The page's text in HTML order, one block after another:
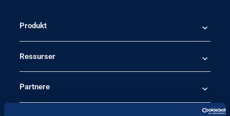
Produkt
Ressurser
Partnere